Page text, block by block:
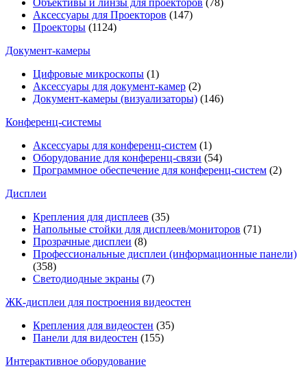
Объективы и линзы для проекторов (78)
Аксессуары для Проекторов (147)
Проекторы (1124)
Документ-камеры
Цифровые микроскопы (1)
Аксессуары для документ-камер (2)
Документ-камеры (визуализаторы) (146)
Конференц-системы
Аксессуары для конференц-систем (1)
Оборудование для конференц-связи (54)
Программное обеспечение для конференц-систем (2)
Дисплеи
Крепления для дисплеев (35)
Напольные стойки для дисплеев/мониторов (71)
Прозрачные дисплеи (8)
Профессиональные дисплеи (информационные панели)
(358)
Светодиодные экраны (7)
ЖК-дисплеи для построения видеостен
Крепления для видеостен (35)
Панели для видеостен (155)
Интерактивное оборудование